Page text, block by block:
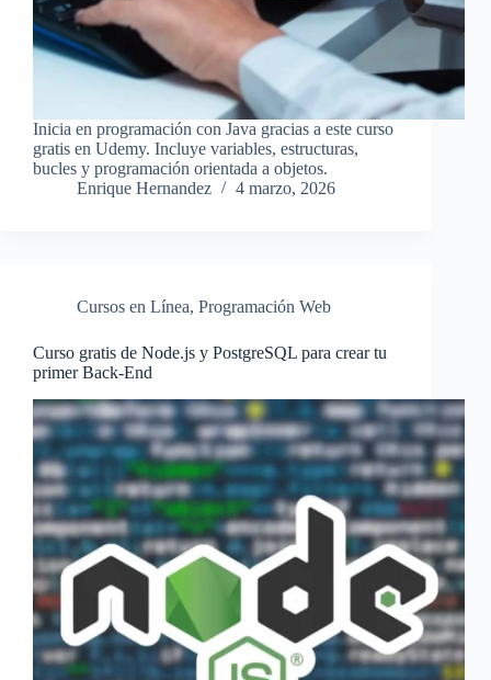
Inicia en programación con Java gracias a este curso
gratis en Udemy. Incluye variables, estructuras,
bucles y programación orientada a objetos.
Enrique Hernandez
4 marzo, 2026
Cursos en Línea, Programación Web
Curso gratis de Node.js y PostgreSQL para crear tu
primer Back-End